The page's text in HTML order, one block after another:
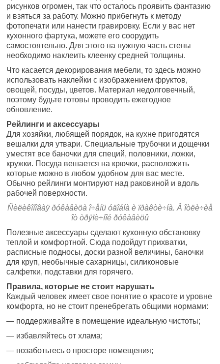
рисунков огромен, так что осталось проявить фантазию
и взяться за работу. Можно прибегнуть к методу
фотопечати или нанести гравировку. Если у вас нет
кухонного фартука, можете его соорудить
самостоятельно. Для этого на нужную часть стены
необходимо наклеить клеенку средней толщины.
Что касается декорирования мебели, то здесь можно
использовать наклейки с изображением фруктов,
овощей, посуды, цветов. Материал недолговечный,
поэтому будьте готовы проводить ежегодное
обновление.
Рейлинги и аксессуары
Для хозяйки, любящей порядок, на кухне пригодятся
вешалки для утвари. Специальные трубочки и дощечки
уместят все баночки для специй, половники, ложки,
кружки. Посуда вешается на крючки, расположить
которые можно в любом удобном для вас месте.
Обычно рейлинги монтируют над раковиной и вдоль
рабочей поверхности.
Ñèëèêîíîâàÿ ðóêàâèöà î÷åíü óäîáíà è ïðàêòè÷íà. Â îòëè÷èå
îò òðÿïè÷íîé ðóêàâèöû
Полезные аксессуары сделают кухонную обстановку
теплой и комфортной. Сюда подойдут прихватки,
расписные подносы, доски разной величины, баночки
для круп, необычные сахарницы, силиконовые
салфетки, подставки для горячего.
Правила, которые не стоит нарушать
Каждый человек имеет свое понятие о красоте и уровне
комфорта, но не стоит пренебрегать общими нормами:
— поддерживайте в помещение идеальную чистоты;
— избавляйтесь от хлама;
— позаботьтесь о просторе помещения;